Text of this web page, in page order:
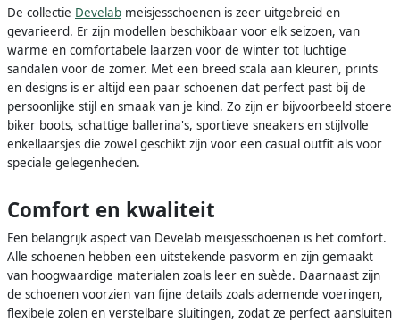
De collectie Develab meisjesschoenen is zeer uitgebreid en
gevarieerd. Er zijn modellen beschikbaar voor elk seizoen, van
warme en comfortabele laarzen voor de winter tot luchtige
sandalen voor de zomer. Met een breed scala aan kleuren, prints
en designs is er altijd een paar schoenen dat perfect past bij de
persoonlijke stijl en smaak van je kind. Zo zijn er bijvoorbeeld stoere
biker boots, schattige ballerina's, sportieve sneakers en stijlvolle
enkellaarsjes die zowel geschikt zijn voor een casual outfit als voor
speciale gelegenheden.
Comfort en kwaliteit
Een belangrijk aspect van Develab meisjesschoenen is het comfort.
Alle schoenen hebben een uitstekende pasvorm en zijn gemaakt
van hoogwaardige materialen zoals leer en suède. Daarnaast zijn
de schoenen voorzien van fijne details zoals ademende voeringen,
flexibele zolen en verstelbare sluitingen, zodat ze perfect aansluiten